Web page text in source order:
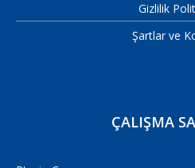
Gizlilik
Şartlar ve
ÇALIŞMA